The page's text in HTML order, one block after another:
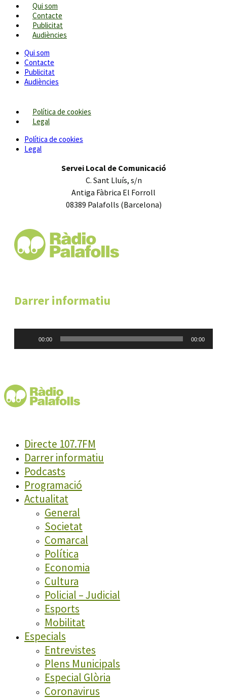
Qui som
Contacte
Publicitat
Audiències
Qui som
Contacte
Publicitat
Audiències
Política de cookies
Legal
Política de cookies
Legal
Servei Local de Comunicació
C. Sant Lluís, s/n
Antiga Fàbrica El Forroll
08389 Palafolls (Barcelona)
Darrer informatiu
00:00 00:00
Directe 107.7FM
Darrer informatiu
Podcasts
Programació
Actualitat
General
Societat
Comarcal
Política
Economia
Cultura
Policial – Judicial
Esports
Mobilitat
Especials
Entrevistes
Plens Municipals
Especial Glòria
Coronavirus